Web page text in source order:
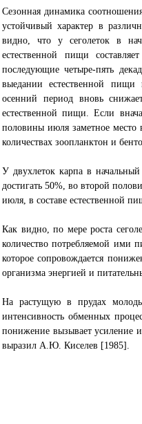
Сезонная динамика
устойчивый характер в
видно, что у сеголеток в
естественной пищи
последующие четыре-пять
выедании естественной пищи
осенний период вновь
естественной пищи. Если
половины июля заметное место
количествах зоопланктон и
У двухлеток карпа в
достигать 50%, во второй
июля, в составе естественной
Как видно, по мере роста
количество потребляемой ими
которое сопровождается
организма энергией и
На растущую в прудах молодь
интенсивность обменных
понижение вызывает усиление
выразил А.Ю. Киселев [1985].